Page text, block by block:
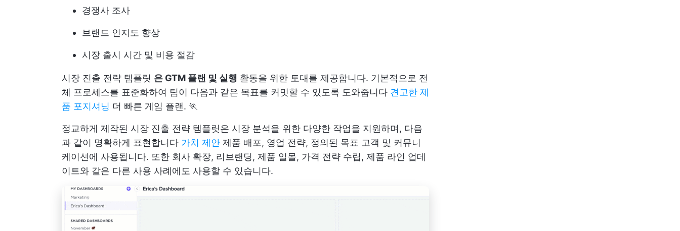
경쟁사 조사
브랜드 인지도 향상
시장 출시 시간 및 비용 절감
시장 진출 전략 템플릿 은 GTM 플랜 및 실행 활동을 위한 토대를 제공합니다. 기본적으로 전
체 프로세스를 표준화하여 팀이 다음과 같은 목표를 커밋할 수 있도록 도와줍니다 견고한 제
품 포지셔닝 더 빠른 게임 플랜. 🏃
정교하게 제작된 시장 진출 전략 템플릿은 시장 분석을 위한 다양한 작업을 지원하며, 다음
과 같이 명확하게 표현합니다 가치 제안 제품 배포, 영업 전략, 정의된 목표 고객 및 커뮤니
케이션에 사용됩니다. 또한 회사 확장, 리브랜딩, 제품 일몰, 가격 전략 수립, 제품 라인 업데
이트와 같은 다른 사용 사례에도 사용할 수 있습니다.